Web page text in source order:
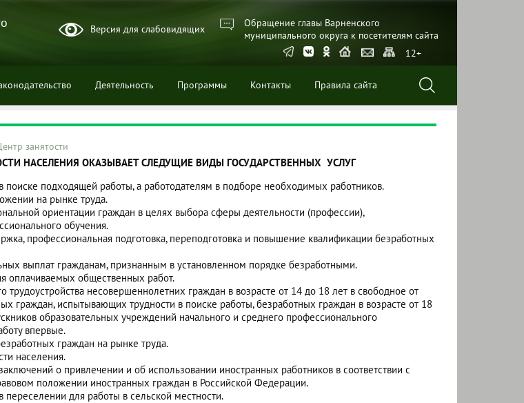
Версия для слабовидящих
Обращение главы Варненского
муниципального округа к посетителям сайта
12+
Деятельность Программы Контакты Правила сайта
занятости
НАСЕЛЕНИЯ ОКАЗЫВАЕТ СЛЕДУЩИЕ ВИДЫ ГОСУДАРСТВЕННЫХ УСЛУГ
поиске подходящей работы, а работодателям в подборе необходимых работников.
на рынке труда.
ориентации граждан в целях выбора сферы деятельности (профессии),
обучения.
профессиональная подготовка, переподготовка и повышение квалификации безработных
выплат гражданам, признанным в установленном порядке безработными.
оплачиваемых общественных работ.
трудоустройства несовершеннолетних граждан в возрасте от 14 до 18 лет в свободное от
граждан, испытывающих трудности в поиске работы, безработных граждан в возрасте от 18
образовательных учреждений начального и среднего профессионального
впервые.
граждан на рынке труда.
населения.
о привлечении и об использовании иностранных работников в соответствии с
положении иностранных граждан в Российской Федерации.
переселении для работы в сельской местности.